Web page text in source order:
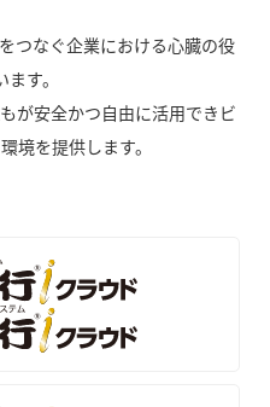
つなぐ企業における心臓の役
ます。
が安全かつ自由に活用できビ
境を提供します。